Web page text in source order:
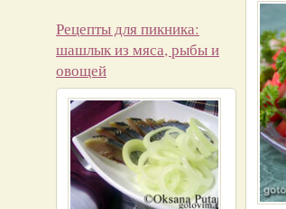
Рецепты для пикника:
шашлык из мяса, рыбы и
овощей